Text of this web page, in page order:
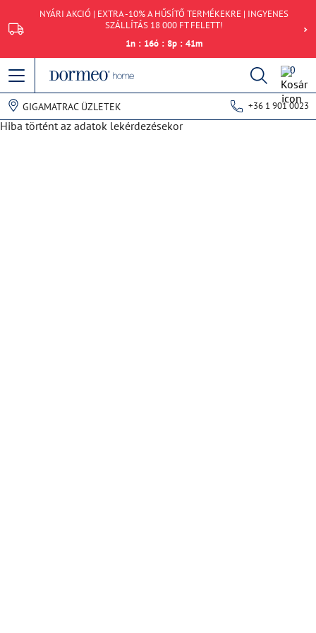
NYÁRI AKCIÓ | EXTRA -10% A HŰSÍTŐ TERMÉKEKRE | INGYENES
SZÁLLÍTÁS 18 000 FT FELETT!
1n : 16ó : 8p : 41m
0
GIGAMATRAC ÜZLETEK +36 1 901 0023
Hiba történt az adatok lekérdezésekor